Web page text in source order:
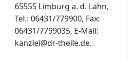
65555 Limburg a. d. Lahn,
Tel.: 06431/779900, Fax:
06431/7799035, E-Mail:
kanzlei@dr-theile.de.